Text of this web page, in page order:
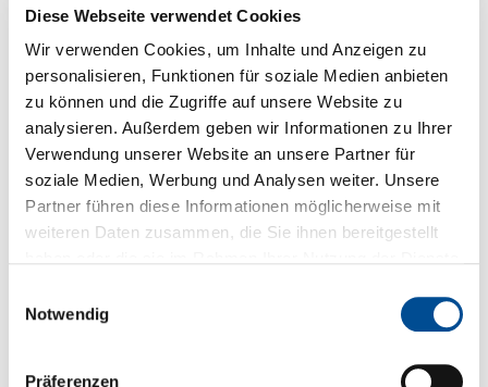
Diese Webseite verwendet Cookies
Wir verwenden Cookies, um Inhalte und Anzeigen zu
personalisieren, Funktionen für soziale Medien anbieten
zu können und die Zugriffe auf unsere Website zu
analysieren. Außerdem geben wir Informationen zu Ihrer
Verwendung unserer Website an unsere Partner für
soziale Medien, Werbung und Analysen weiter. Unsere
Partner führen diese Informationen möglicherweise mit
weiteren Daten zusammen, die Sie ihnen bereitgestellt
Notwendig
Präferenzen
Magna-Power